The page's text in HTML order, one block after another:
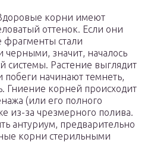
корни имеют
оттенок. Если они
фрагменты стали
значит, началось
системы. Растение выглядит
побеги начинают темнеть,
Гниение корней происходит
(или его полного
из-за чрезмерного полива.
антуриум, предварительно
корни стерильными